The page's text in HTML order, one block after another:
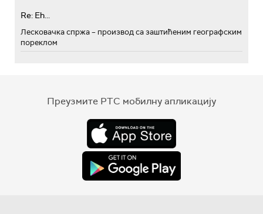
Re: Eh...
Лесковачка спржа – производ са заштићеним географским
пореклом
Преузмите РТС мобилну апликацију